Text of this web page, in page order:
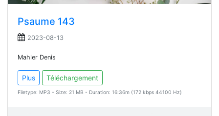
Psaume 143
2023-08-13
Mahler Denis
Plus Téléchargement
Filetype: MP3 - Size: 21 MB - Duration: 16:36m (172 kbps 44100 Hz)